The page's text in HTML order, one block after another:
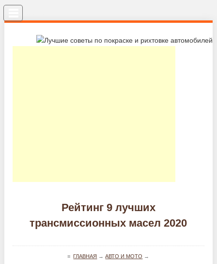
Рейтинг 9 лучших
трансмиссионных масел 2020
≡ ГЛАВНАЯ →АВТО И МОТО →